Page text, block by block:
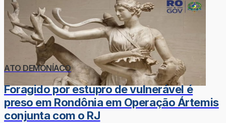
ATO DEMONÍACO
Foragido por estupro de vulnerável é
preso em Rondônia em Operação Ártemis
conjunta com o RJ